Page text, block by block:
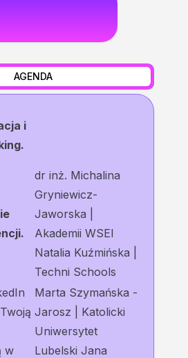
AGENDA
i
dr inż. Michalina
Gryniewicz-
Jaworska |
Akademii WSEI
Natalia Kuźmińska |
Techni Schools
w
Marta Szymańska -
Jarosz | Katolicki
Uniwersytet
Lubelski Jana